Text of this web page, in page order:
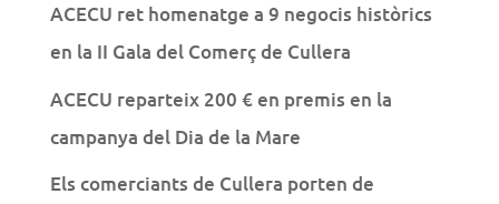
ACECU ret homenatge a 9 negocis històrics
en la II Gala del Comerç de Cullera
ACECU reparteix 200 € en premis en la
campanya del Dia de la Mare
Els comerciants de Cullera porten de